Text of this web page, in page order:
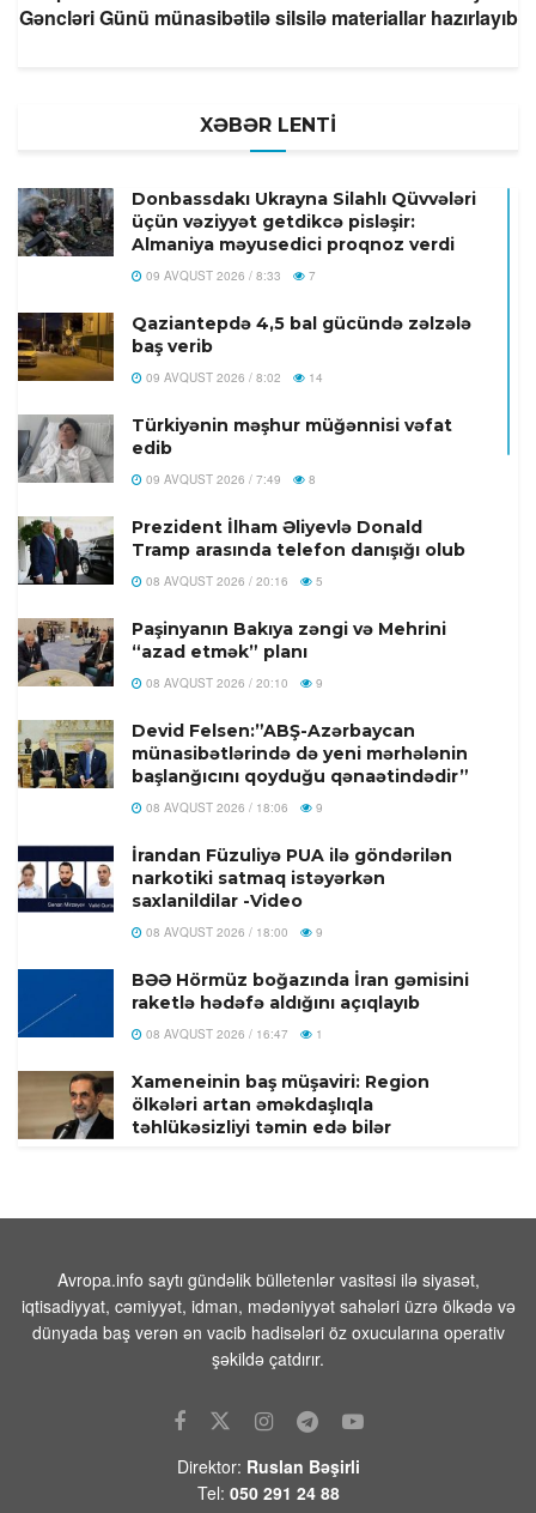
Gəncləri Günü münasibətilə silsilə materiallar hazırlayıb
XƏBƏR LENTİ
Donbassdakı Ukrayna Silahlı Qüvvələri
üçün vəziyyət getdikcə pisləşir:
Almaniya məyusedici proqnoz verdi
09 AVQUST 2026 / 8:33 7
Qaziantepdə 4,5 bal gücündə zəlzələ
baş verib
09 AVQUST 2026 / 8:02 14
Türkiyənin məşhur müğənnisi vəfat
edib
09 AVQUST 2026 / 7:49 8
Prezident İlham Əliyevlə Donald
Tramp arasında telefon danışığı olub
08 AVQUST 2026 / 20:16 5
Paşinyanın Bakıya zəngi və Mehrini
“azad etmək” planı
08 AVQUST 2026 / 20:10 9
Devid Felsen:”ABŞ-Azərbaycan
münasibətlərində də yeni mərhələnin
başlanğıcını qoyduğu qənaətindədir”
08 AVQUST 2026 / 18:06 9
İrandan Füzuliyə PUA ilə göndərilən
narkotiki satmaq istəyərkən
saxlanildilar -Video
08 AVQUST 2026 / 18:00 9
BƏƏ Hörmüz boğazında İran gəmisini
raketlə hədəfə aldığını açıqlayıb
08 AVQUST 2026 / 16:47 1
Xameneinin baş müşaviri: Region
ölkələri artan əməkdaşlıqla
təhlükəsizliyi təmin edə bilər
16 yaşlı Asimanın meyiti tapıldı
08 AVQUST 2026 / 12:08 7
Ukraynadan uşaq oğurlaması ilə bağlı
08 AVQUST 2026 / 11:58 9
Avropa.info saytı gündəlik bülletenlər vasitəsi ilə siyasət,
iqtisadiyyat, cəmiyyət, idman, mədəniyyət sahələri üzrə ölkədə və
dünyada baş verən ən vacib hadisələri öz oxucularına operativ
şəkildə çatdırır.
Direktor: Ruslan Bəşirli
Tel: 050 291 24 88